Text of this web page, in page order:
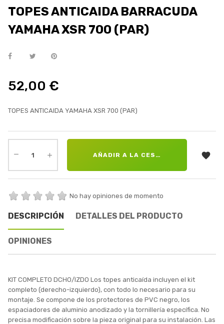
TOPES ANTICAIDA BARRACUDA
YAMAHA XSR 700 (PAR)
52,00 €
TOPES ANTICAIDA YAMAHA XSR 700 (PAR)
AÑADIR A LA CESTA 
No hay opiniones de momento
DESCRIPCIÓN DETALLES DEL PRODUCTO
OPINIONES
KIT COMPLETO DCHO/IZDO Los topes anticaída incluyen el kit
completo (derecho-izquierdo), con todo lo necesario para su
montaje. Se compone de los protectores de PVC negro, los
espaciadores de aluminio anodizado y la tornillería específica. No
precisa modificación sobre la pieza original para su instalación. Las